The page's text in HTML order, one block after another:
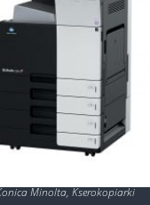
Minolta,Kserokopiarki